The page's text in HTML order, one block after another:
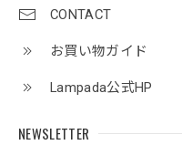
CONTACT
お買い物ガイド
Lampada公式HP
NEWSLETTER